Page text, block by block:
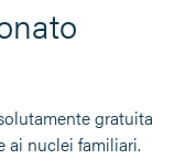
gratuita
ai nuclei familiari.